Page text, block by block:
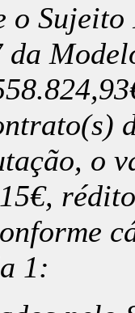
o Sujeito
da
o
1: